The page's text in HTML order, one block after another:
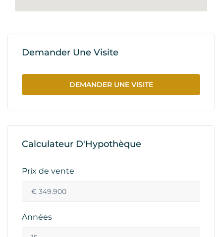
Demander Une Visite
DEMANDER UNE VISITE
Calculateur D'Hypothèque
Prix de vente
Années